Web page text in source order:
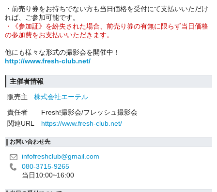
・前売り券をお持ちでない方も当日価格を受付にて支払いいただけ
れば、ご参加可能です。
・《参加証》を紛失された場合、前売り券の有無に限らず当日価格
の参加費をお支払いいただきます。
他にも様々な形式の撮影会を開催中！
http://www.fresh-club.net/
主催者情報
販売主
株式会社エーテル
責任者
Fresh!撮影会/フレッシュ撮影会
関連URL
https://www.fresh-club.net/
お問い合わせ先
infofreshclub@gmail.com
080-3715-9265
当日10:00~16:00